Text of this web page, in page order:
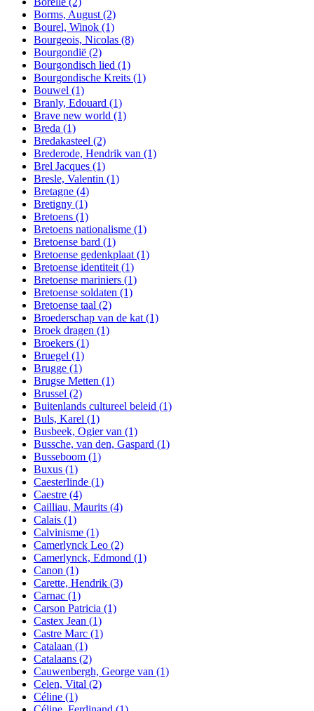
Borms, August (2)
Bourel, Winok (1)
Bourgeois, Nicolas (8)
Bourgondië (2)
Bourgondisch lied (1)
Bourgondische Kreits (1)
Bouwel (1)
Branly, Edouard (1)
Brave new world (1)
Breda (1)
Bredakasteel (2)
Brederode, Hendrik van (1)
Brel Jacques (1)
Bresle, Valentin (1)
Bretagne (4)
Bretigny (1)
Bretoens (1)
Bretoens nationalisme (1)
Bretoense bard (1)
Bretoense gedenkplaat (1)
Bretoense identiteit (1)
Bretoense mariniers (1)
Bretoense soldaten (1)
Bretoense taal (2)
Broederschap van de kat (1)
Broek dragen (1)
Broekers (1)
Bruegel (1)
Brugge (1)
Brugse Metten (1)
Brussel (2)
Buitenlands cultureel beleid (1)
Buls, Karel (1)
Busbeek, Ogier van (1)
Bussche, van den, Gaspard (1)
Busseboom (1)
Buxus (1)
Caesterlinde (1)
Caestre (4)
Cailliau, Maurits (4)
Calais (1)
Calvinisme (1)
Camerlynck Leo (2)
Camerlynck, Edmond (1)
Canon (1)
Carette, Hendrik (3)
Carnac (1)
Carson Patricia (1)
Castex Jean (1)
Castre Marc (1)
Catalaan (1)
Catalaans (2)
Cauwenbergh, George van (1)
Celen, Vital (2)
Céline (1)